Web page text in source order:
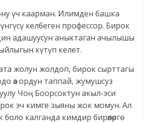
үч каарман. Илимден башка
келбеген профессор. Бирок
адашуусун аныктаган ачылышы
күтүп келет.
жолун жолдоп, бирок сырттагы
өз ордун таппай, жумушсуз
Чоң Боорсоктун акыл-эси
эч кимге зыяны жок момун. Ал
калганда кимдир бирөөлөргө